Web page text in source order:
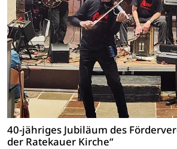
40-jähriges Jubiläum des
der Ratekauer Kirche“